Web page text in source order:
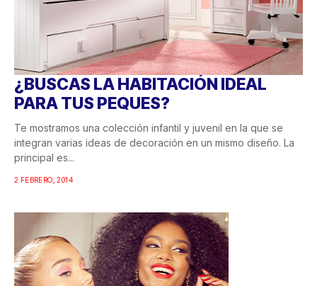
¿BUSCAS LA HABITACIÓN IDEAL
PARA TUS PEQUES?
Te mostramos una colección infantil y juvenil en la que se
integran varias ideas de decoración en un mismo diseño. La
principal es...
2 FEBRERO, 2014